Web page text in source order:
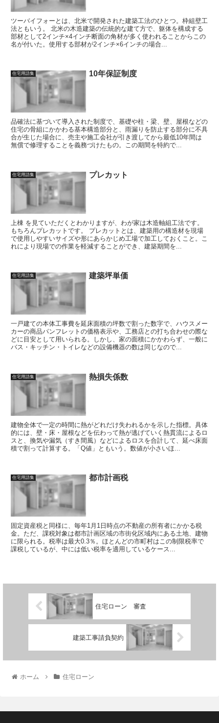
ツーバイフォーとは、北米で開発された建築工法のひとつ。枠組壁工
法ともいう。 北米の木造建築の伝統的な建て方で、躯体を構成する
部材として2インチ×4インチ断面の角材が多く使われることからこの
名が付いた。使用する部材が2インチ×6インチの場合...
住宅用語集 10年保証制度
品確法に基づいて導入された制度で、基礎や柱・梁、壁、屋根などの
住宅の骨組にかかわる基本構造部分と、雨漏りを防止する部分に不具
合が生じた場合に、売主や施工会社が引き渡してから最低10年間は
無償で修理することを義務づけたもの。この期間を特約で...
住宅用語集 プレカット
上棟 を見ていただくとわかりますが、わが家は木造軸組工法です。
もちろんプレカットです。 プレカットとは、建築用の構造材を現場
で使用しやすいサイズや形にあらかじめ工場で加工しておくこと。こ
れにより現場での作業を軽減することができ、建築期間を...
住宅用語集 建築坪単価
一戸建ての本体工事費を延床面積の坪数で割った数字で、ハウスメー
カーの商品パンフレットの価格表示や、工務店との打ち合わせの際な
どに目安として用いられる。しかし、家の面積にかかわらず、一般に
バス・キッチン・トイレなどの設備機器の数は同じなので...
住宅用語集 熱損失係数
建物全体で一定の時間に熱がどれだけ失われるかを示した指標。具体
的には、壁・床・屋根などを伝わって熱が逃げていく熱貫流によるロ
スと、換気や漏気（すき間風）などによるロスを合計して、延べ床面
積で割って計算する。「Q値」ともいう。数値が小さいほ...
住宅用語集 都市計画税
固定資産税と同様に、毎年1月1日時点の不動産の所有者にかかる税
金。ただ、課税対象は都市計画区域の市街化区域内にある土地、建物
に限られる。税率は最大0.3％。ほとんどの市町村はこの制限税率で
課税しているが、中には低い税率を適用しているケース...
住宅ローン 審査
建築工事請負契約
ホーム 住宅ローン